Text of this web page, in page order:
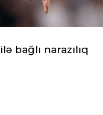
bağlı narazılıq